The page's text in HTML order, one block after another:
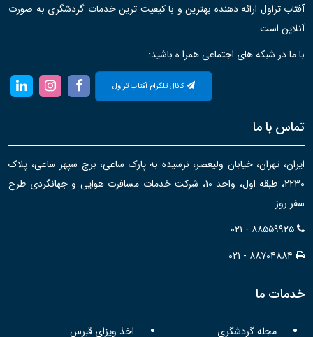
آفتاب تراول ارائه دهنده بهترین و با کیفیت ترین خدمات گردشگری به صورت
آنلاین است.
با ما در شبکه های اجتماعی همرا ه باشید:
کانال تلگرام آفتاب تراول
تماس با ما
ایران، تهران، خیابان ولیعصر، نرسیده به پارک ساعی، برج سپهر ساعی، پلاک
۲۲۳۰، طبقه اول، واحد ۱۰، شرکت خدمات مسافرت هوایی و جهانگردی طرح
سفر روز
۰۲۱ - ۸۸۵۵۹۹۲۵
۰۲۱ - ۸۸۷۰۴۸۸۴
خدمات ما
مجله گردشگری اخذ ویزای قبرس